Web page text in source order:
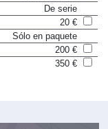
No disponible
De serie
20 €
Sólo en paquete
200 €